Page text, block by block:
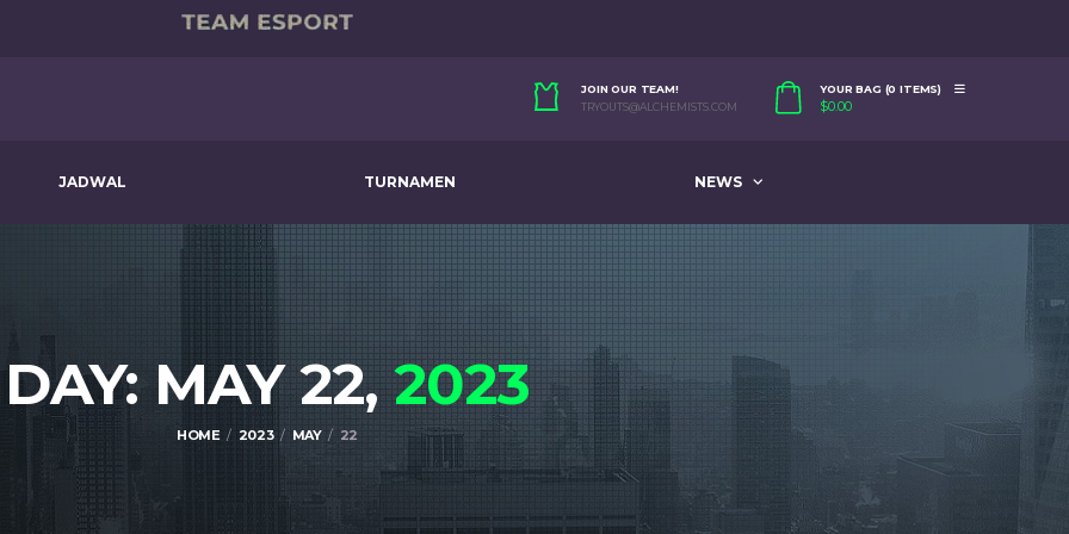
JOIN OUR TEAM!
TRYOUTS@ALCHEMISTS.COM
YOUR BAG (0 ITEMS)
$0.00
JADWAL TURNAMEN NEWS
DAY: MAY 22,2023
HOME 2023 MAY 22